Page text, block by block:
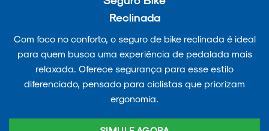
Reclinada
Com foco no conforto, o seguro de bike reclinada é ideal
para quem busca uma experiência de pedalada mais
relaxada. Oferece segurança para esse estilo
diferenciado, pensado para ciclistas que priorizam
ergonomia.